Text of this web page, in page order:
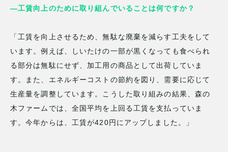
—工賃向上のために取り組んでいることは何ですか？
「工賃を向上させるため、無駄な廃棄を減らす工夫をして
います。例えば、しいたけの一部が黒くなっても食べられ
る部分は無駄にせず、加工用の商品として出荷していま
す。また、エネルギーコストの節約を図り、需要に応じて
生産量を調整しています。こうした取り組みの結果、森の
木ファームでは、全国平均を上回る工賃を支払っていま
す。今年からは、工賃が420円にアップしました。」